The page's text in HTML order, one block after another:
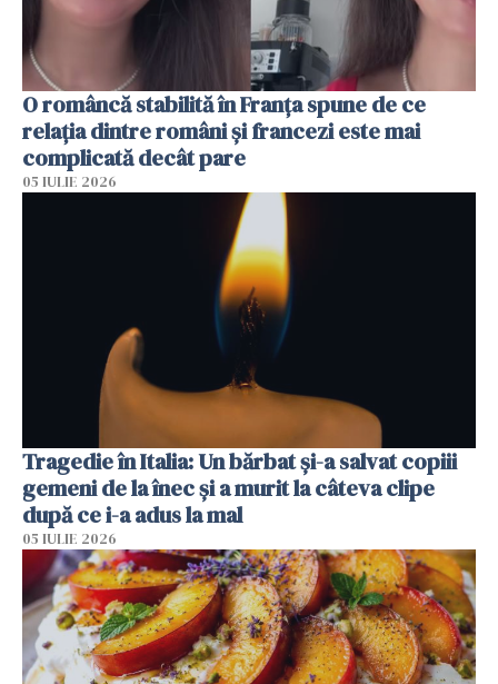
O româncă stabilită în Franța spune de ce
relația dintre români și francezi este mai
complicată decât pare
05 IULIE 2026
Tragedie în Italia: Un bărbat și-a salvat copiii
gemeni de la înec și a murit la câteva clipe
după ce i-a adus la mal
05 IULIE 2026